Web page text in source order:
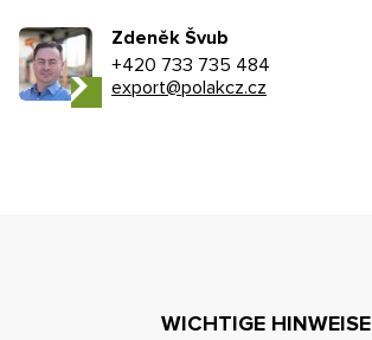
Zdeněk Švub
+420 733 735 484
export@polakcz.cz
WICHTIGE HINWEISE